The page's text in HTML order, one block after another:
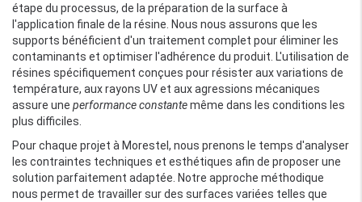
étape du processus, de la préparation de la surface à
l'application finale de la résine. Nous nous assurons que les
supports bénéficient d'un traitement complet pour éliminer les
contaminants et optimiser l'adhérence du produit. L'utilisation de
résines spécifiquement conçues pour résister aux variations de
température, aux rayons UV et aux agressions mécaniques
assure une performance constantemême dans les conditions les
plus difficiles.
Pour chaque projet à Morestel, nous prenons le temps d'analyser
les contraintes techniques et esthétiques afin de proposer une
solution parfaitement adaptée. Notre approche méthodique
nous permet de travailler sur des surfaces variées telles que